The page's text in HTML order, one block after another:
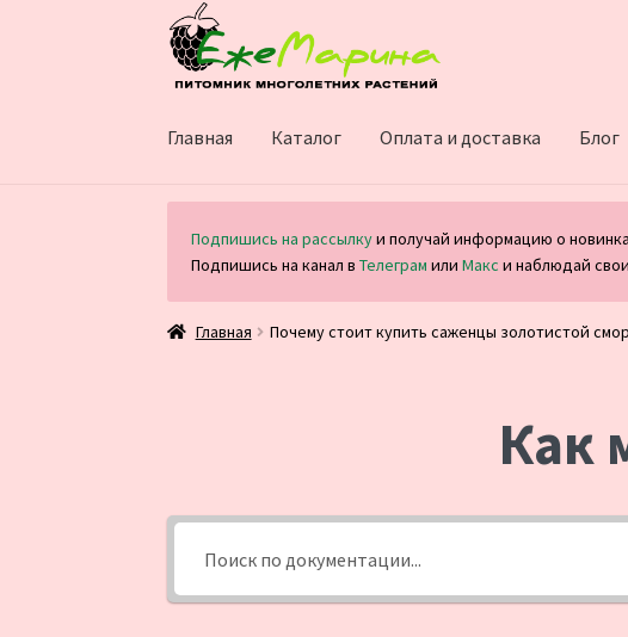
Перейти
к
навигации
Перейти
к
содержимому
Главная Каталог Оплата и доставка Блог
Подпишись на рассылкуи получай информацию о
Подпишись на канал вТелеграм илиМакс и наблюдай
Главная Почему стоит купить саженцы золотистой
Как